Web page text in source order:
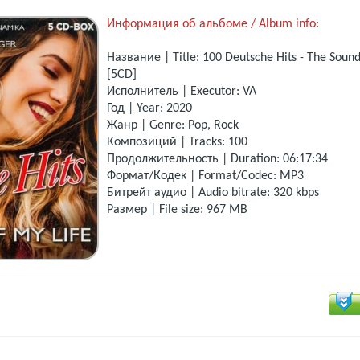
Информация об альбоме / Album info:
Название | Title: 100 Deutsche Hits - The
[5CD]
Исполнитель | Executor: VA
Год | Year: 2020
Жанр | Genre: Pop, Rock
Композиций | Tracks: 100
Продолжительность | Duration: 06:17:34
Формат/Кодек | Format/Codec: MP3
Битрейт аудио | Audio bitrate: 320 kbps
Размер | File size: 967 MB